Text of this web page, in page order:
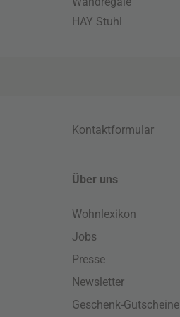
HAY Stuhl
Kontaktformular
Über uns
Wohnlexikon
Jobs
Presse
Newsletter
Geschenk-Gutscheine